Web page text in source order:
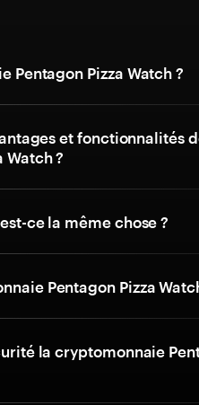
Pentagon Pizza Watch ?
et fonctionnalités
Watch ?
ce la même chose ?
Pentagon Pizza
la cryptomonnaie